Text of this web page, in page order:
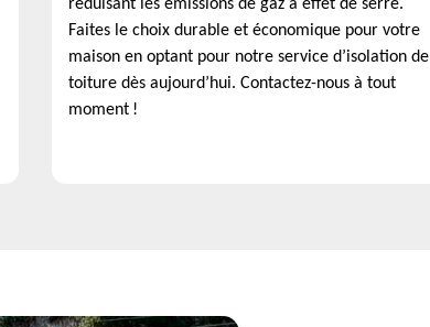
réduisant les émissions de gaz à effet de serre.
Faites le choix durable et économique pour votre
maison en optant pour notre service d’isolation de
toiture dès aujourd’hui. Contactez-nous à tout
moment !